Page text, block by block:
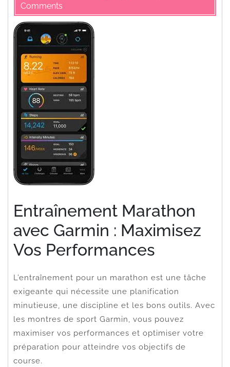
Comments
Entraînement Marathon
avec Garmin : Maximisez
Vos Performances
L’entraînement pour un marathon est une tâche
exigeante qui nécessite une planification
minutieuse, une discipline et les bons outils. Avec
les montres de sport Garmin, vous pouvez
maximiser vos performances et optimiser votre
préparation pour atteindre vos objectifs de
course.